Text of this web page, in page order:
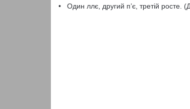
• Один ллє, другий п’є, третій росте.